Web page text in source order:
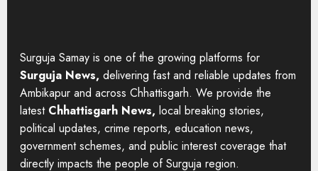
Surguja Samay is one of the growing platforms for
Surguja News, delivering fast and reliable updates from
Ambikapur and across Chhattisgarh. We provide the
latest Chhattisgarh News, local breaking stories,
political updates, crime reports, education news,
government schemes, and public interest coverage that
directly impacts the people of Surguja region.